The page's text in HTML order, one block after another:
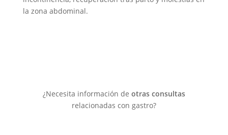
la zona abdominal.
¿Necesita información de otras consultas
relacionadas con gastro?